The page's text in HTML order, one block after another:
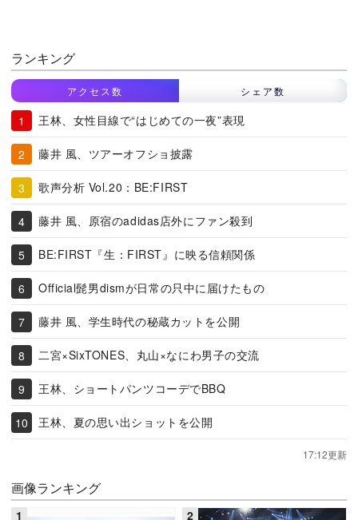
ランキング
アクセス数 シェア数
王林、女性目線で“はじめての一夜”表現
藤井 風、ツアーオフショ披露
歌声分析 Vol.20：BE:FIRST
藤井 風、原宿のadidas店外にファン殺到
BE:FIRST『生：FIRST』に映る信頼関係
Official髭男dismが日常の只中に届けたもの
藤井 風、学生時代の秘蔵カットを公開
二宮×SixTONES、丸山×なにわ男子の交流
王林、ショートパンツコーデでBBQ
王林、夏の思い出ショットを公開
17:12更新
画像ランキング